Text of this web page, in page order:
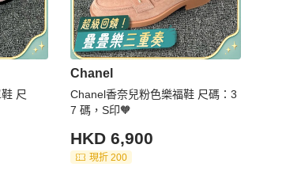
尺
Chanel
Chanel香奈兒粉色樂福鞋 尺碼：3
7 碼，S印🧡
HKD 6,900
現折 200